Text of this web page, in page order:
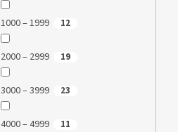
1000 – 1999 12
2000 – 2999 19
3000 – 3999 23
4000 – 4999 11